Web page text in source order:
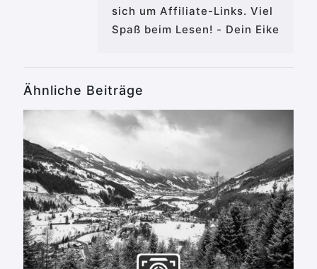
sich um Affiliate-Links. Viel
Spaß beim Lesen! - Dein Eike
Ähnliche Beiträge